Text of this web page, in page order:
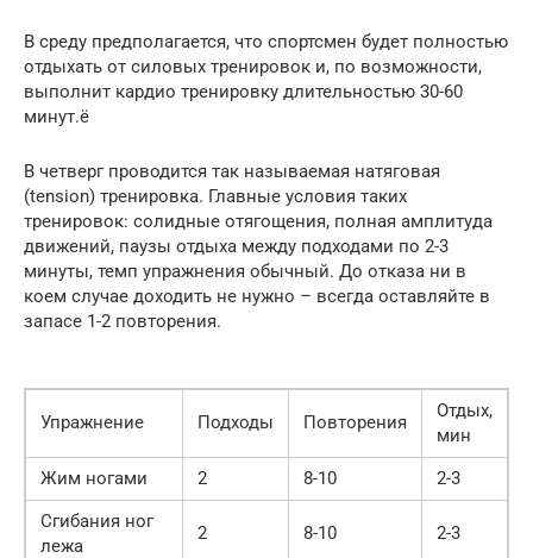
В среду предполагается, что спортсмен будет полностью
отдыхать от силовых тренировок и, по возможности,
выполнит кардио тренировку длительностью 30-60
минут.ё
В четверг проводится так называемая натяговая
(tension) тренировка. Главные условия таких
тренировок: солидные отягощения, полная амплитуда
движений, паузы отдыха между подходами по 2-3
минуты, темп упражнения обычный. До отказа ни в
коем случае доходить не нужно – всегда оставляйте в
запасе 1-2 повторения.
Упражнение Подходы Повторения
Отдых,
мин
Жим ногами
2 8-10
2-3
Сгибания ног
лежа
2 8-10 2-3